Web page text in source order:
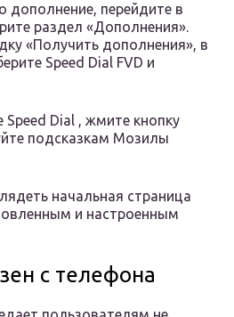
дополнение, перейдите в
раздел «Дополнения».
«Получить дополнения», в
Speed Dial FVD и
Dial , жмите кнопку
подсказкам Мозилы
начальная страница
и настроенным
с телефона